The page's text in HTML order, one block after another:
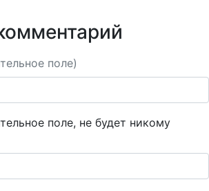
поле)
поле, не будет никому